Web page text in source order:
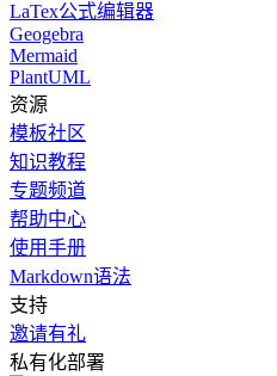
LaTex公式编辑器
Geogebra
Mermaid
PlantUML
资源
模板社区
知识教程
专题频道
帮助中心
使用手册
Markdown语法
支持
邀请有礼
私有化部署